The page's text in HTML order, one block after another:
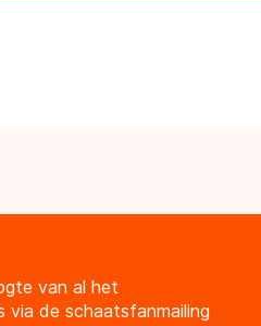
van al het
via de schaatsfanmailing